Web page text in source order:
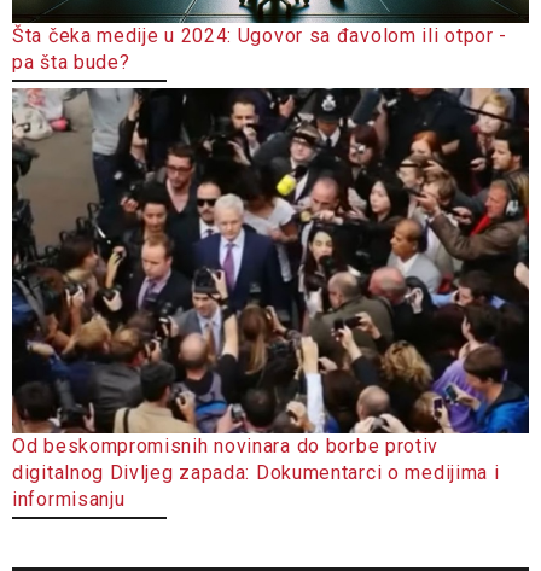
Šta čeka medije u 2024: Ugovor sa đavolom ili otpor -
pa šta bude?
Od beskompromisnih novinara do borbe protiv
digitalnog Divljeg zapada: Dokumentarci o medijima i
informisanju